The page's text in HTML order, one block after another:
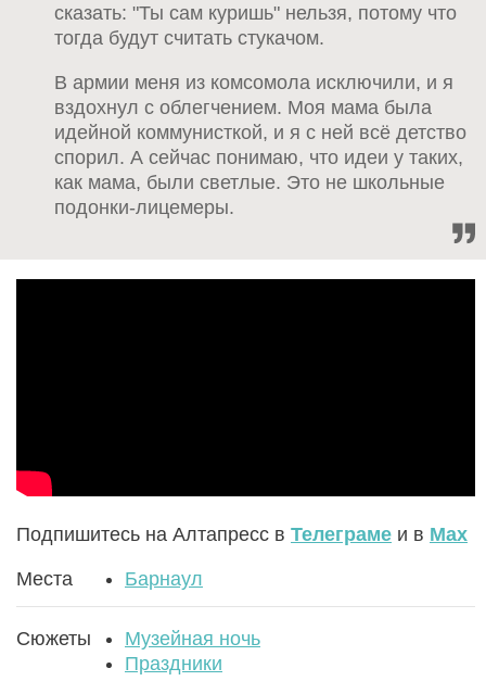
сказать: "Ты сам куришь" нельзя, потому что
тогда будут считать стукачом.
В армии меня из комсомола исключили, и я
вздохнул с облегчением. Моя мама была
идейной коммунисткой, и я с ней всё детство
спорил. А сейчас понимаю, что идеи у таких,
как мама, были светлые. Это не школьные
подонки-лицемеры.
Подпишитесь на Алтапресс в Телеграме и в Max
Места Барнаул
Сюжеты
Музейная ночь
Праздники